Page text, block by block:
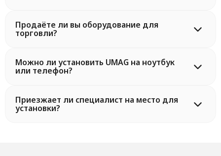
Продаёте ли вы оборудование для
торговли?
Можно ли установить UMAG на ноутбук
или телефон?
Приезжает ли специалист на место для
установки?